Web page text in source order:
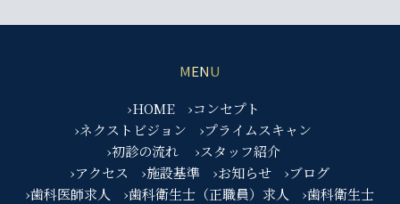
MENU
›HOME
›コンセプト
›ネクストビジョン
›プライムスキャン
›初診の流れ
›スタッフ紹介
›アクセス
›施設基準 ›お知らせ
›ブログ
›歯科医師求人
›歯科衛生士（正職員）求人
›歯科衛生士